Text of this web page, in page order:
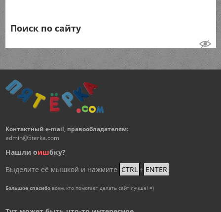
Поиск по сайту
Контактный e-mail, правообладателям:
admin@5terka.com
Нашли оишбку?
Выделите её мышкой и нажмите CTRL + ENTER
Большое спасибовсем, кто помогает делать сайт лучше! =)